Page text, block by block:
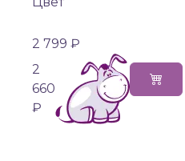
2 799 ₽
2
660
₽